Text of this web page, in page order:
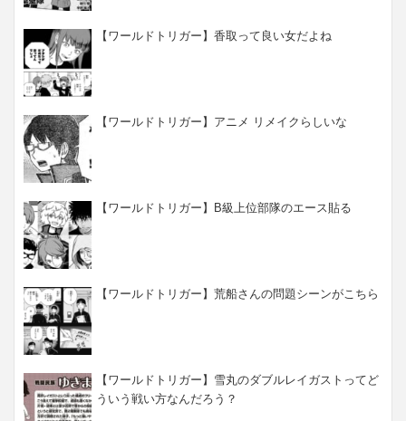
【ワールドトリガー】香取って良い女だよね
【ワールドトリガー】アニメ リメイクらしいな
【ワールドトリガー】B級上位部隊のエース貼る
【ワールドトリガー】荒船さんの問題シーンがこちら
【ワールドトリガー】雪丸のダブルレイガストってど
ういう戦い方なんだろう？